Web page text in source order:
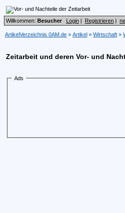
Willkommen: Besucher Login | Registrieren |
ArtikelVerzeichnis 0AM.de » Artikel » Wirtschaft »
Zeitarbeit und deren Vor- und
Ads